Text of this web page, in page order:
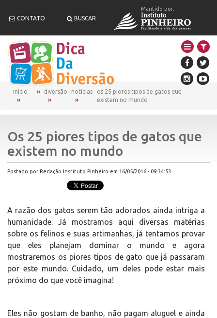
CONTATO BUSCAR
Mantido por:
início diversão notícias
os 25 piores tipos de gatos que
existem no mundo
Os 25 piores tipos de gatos que
existem no mundo
Postado por Redação Instituto Pinheiro em 16/05/2016 - 09:34:53
A razão dos gatos serem tão adorados ainda intriga a
humanidade. Já mostramos aqui diversas matérias
sobre os felinos e suas artimanhas, já tentamos provar
que eles planejam dominar o mundo e agora
mostraremos os piores tipos de gato que já passaram
por este mundo. Cuidado, um deles pode estar mais
próximo do que você imagina!
Eles não gostam de banho, não pagam aluguel e ainda